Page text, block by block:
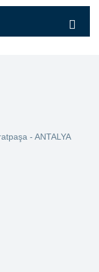
- ANTALYA